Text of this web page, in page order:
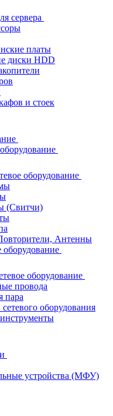
сервера
платы
диски HDD
и стоек
оборудование
(Свитчи)
Антенны
оборудование
оборудование
провода
пара
оборудования
устройства (МФУ)